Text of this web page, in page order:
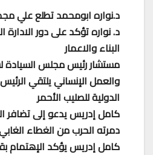
د.نواره ابومحمد تطلع علي
د. نواره تؤكد على دور الادارة
البناء والاعمار
مستشار رئيس مجلس السيادة
والعمل الإنساني يلتقي
الدولية للصليب الأحمر
كامل إدريس يدعو إلى تضافر
دمرته الحرب من الغطاء
كامل إدريس يؤكد الإهتمام